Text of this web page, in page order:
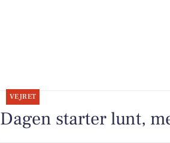
VEJRET
Dagen starter lunt,